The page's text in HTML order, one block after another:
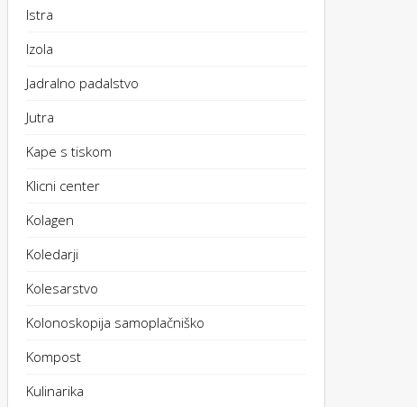
Istra
Izola
Jadralno padalstvo
Jutra
Kape s tiskom
Klicni center
Kolagen
Koledarji
Kolesarstvo
Kolonoskopija samoplačniško
Kompost
Kulinarika